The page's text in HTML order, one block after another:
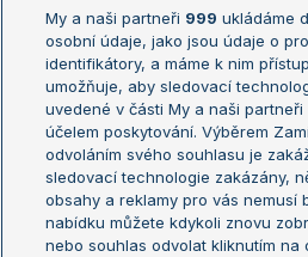
Žebříček ATP (muži)
Žebříček WTA (ženy)
Sázkařský žebříček
French
US
Turnaj
Turnaj
Aktualní trendy
My a naši partneři 999 ukládáme
osobní údaje, jako jsou údaje o
identifikátory, a máme k nim
umožňuje, aby sledovací
uvedené v části My a naši
účelem poskytování. Výběrem
odvoláním svého souhlasu je
sledovací technologie zakázány,
obsahy a reklamy pro vás nemusí
nabídku můžete kdykoli znovu
nebo souhlas odvolat kliknutím na